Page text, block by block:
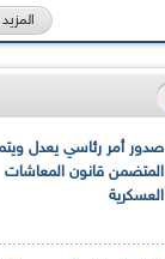
صدور أمر رئاسي يعدل
المتضمن قانون المعاشات
العسكرية